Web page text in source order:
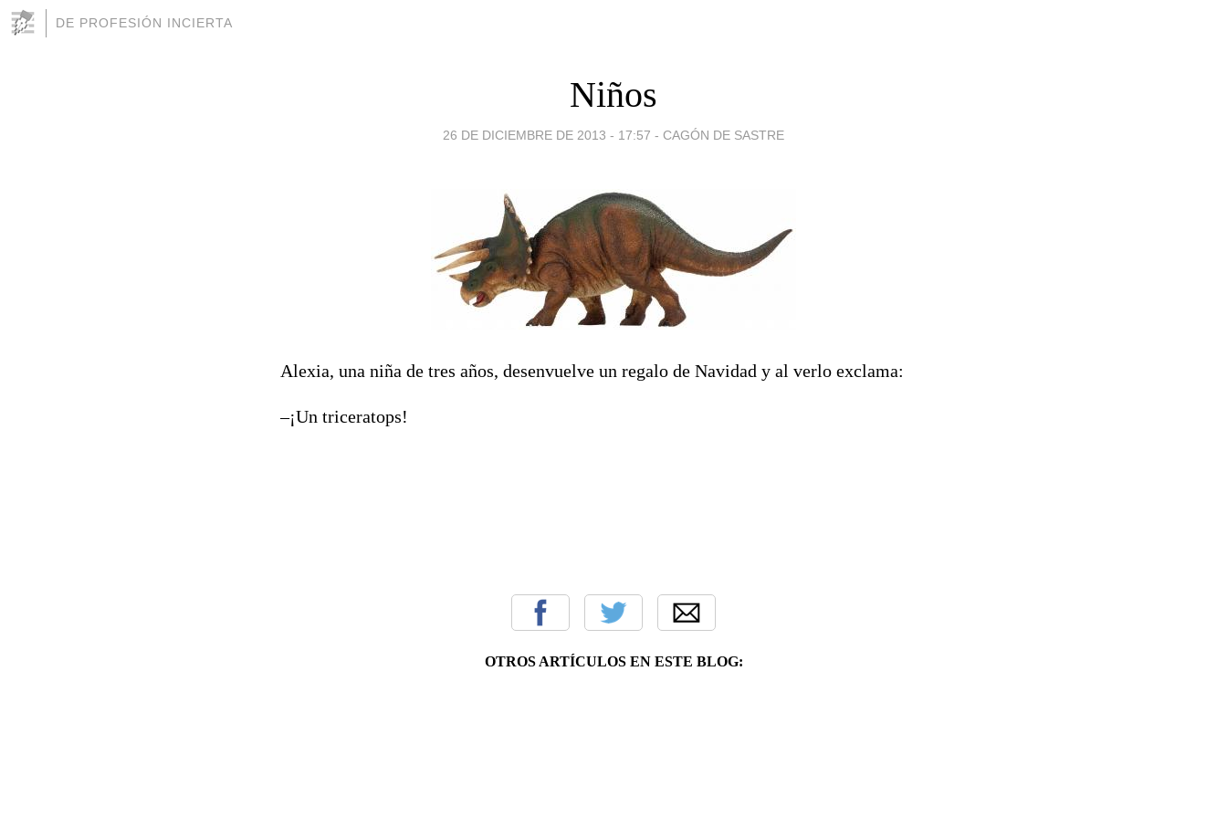
DE PROFESIÓN INCIERTA
Niños
26 DE DICIEMBRE DE 2013 - 17:57 - CAGÓN DE SASTRE
Alexia, una niña de tres años, desenvuelve un regalo de Navidad y al verlo exclama:
–¡Un triceratops!
OTROS ARTÍCULOS EN ESTE BLOG: